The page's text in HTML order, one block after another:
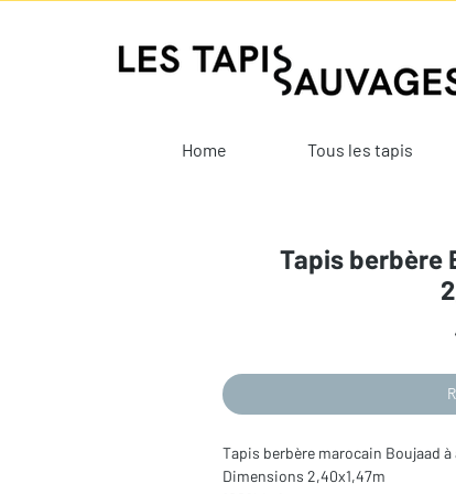
Home Tous les tapis
Tapis berbère
Tapis berbère marocain Boujaad
Dimensions 2,40x1,47m